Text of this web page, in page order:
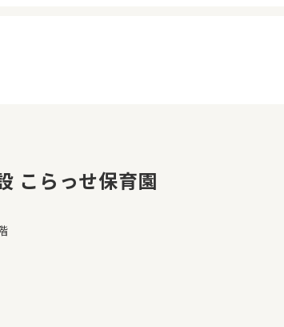
こらっせ保育園